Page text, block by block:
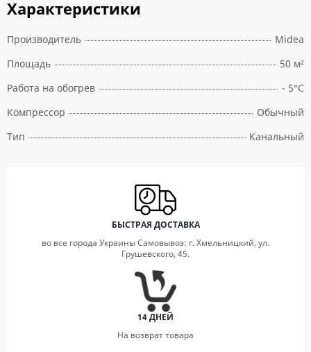
Характеристики
Производитель
Midea
Площадь
50 м²
Работа на обогрев
- 5°C
Компрессор
Обычный
Тип
Канальный
БЫСТРАЯ ДОСТАВКА
во все города Украины Самовывоз: г. Хмельницкий, ул.
Грушевского, 45.
14 ДНЕЙ
На возврат товара